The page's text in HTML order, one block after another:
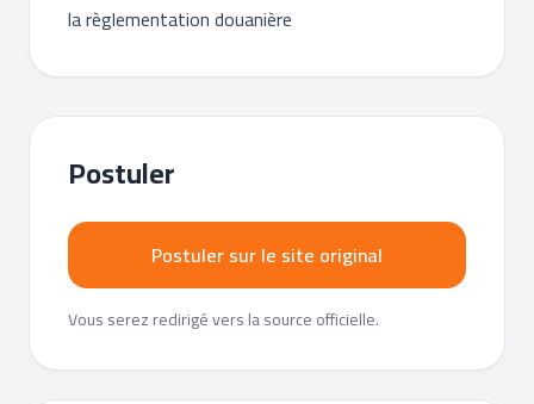
la règlementation douanière
Postuler
Postuler sur le site original
Vous serez redirigé vers la source officielle.